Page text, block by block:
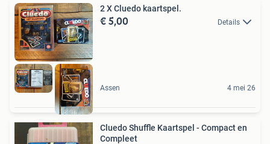
2 X Cluedo kaartspel.
€ 5,00 Details
Assen 4 mei 26
Cluedo Shuffle Kaartspel - Compact en
Compleet